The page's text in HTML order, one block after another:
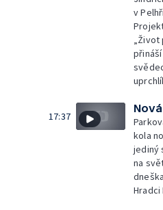
v
17:37
kola
jediný
na
Hradci